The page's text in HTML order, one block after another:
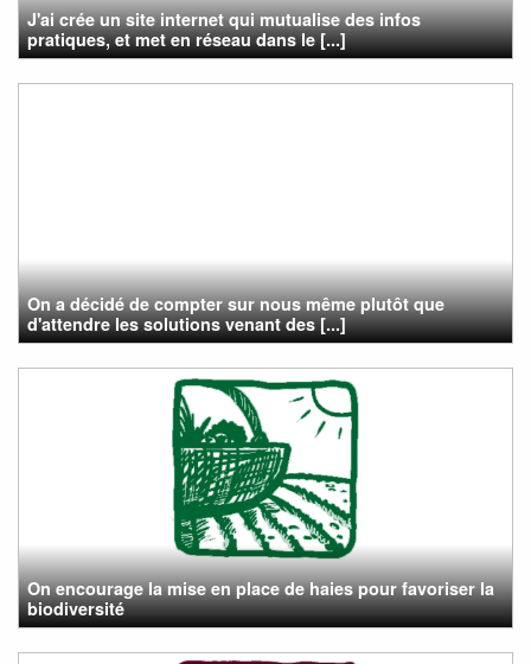
J'ai crée un site internet qui mutualise des infos
pratiques, et met en réseau dans le [...]
On a décidé de compter sur nous même plutôt que
d'attendre les solutions venant des [...]
On encourage la mise en place de haies pour favoriser la
biodiversité